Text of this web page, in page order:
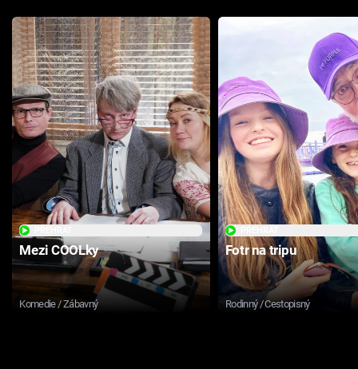
Mezi COOLky
Komedie / Zábavný
Fotr na tripu
Rodinný / Cestopisný